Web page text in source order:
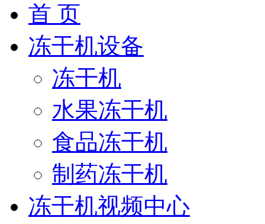
首 页
冻干机设备
冻干机
水果冻干机
食品冻干机
制药冻干机
冻干机视频中心